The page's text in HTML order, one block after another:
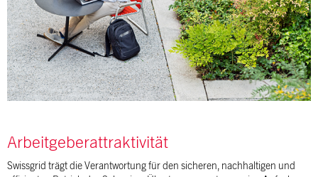
Arbeitgeberattraktivität
Swissgrid trägt die Verantwortung für den sicheren, nachhaltigen und